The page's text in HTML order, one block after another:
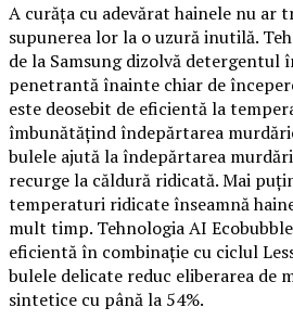
A curăța cu adevărat hainele nu ar
supunerea lor la o uzură inutilă.
de la Samsung dizolvă detergentul
penetrantă înainte chiar de
este deosebit de eficientă la
îmbunătățind îndepărtarea
bulele ajută la îndepărtarea
recurge la căldură ridicată. Mai
temperaturi ridicate înseamnă
mult timp. Tehnologia AI
eficientă în combinație cu ciclul
bulele delicate reduc eliberarea de
sintetice cu până la 54%.